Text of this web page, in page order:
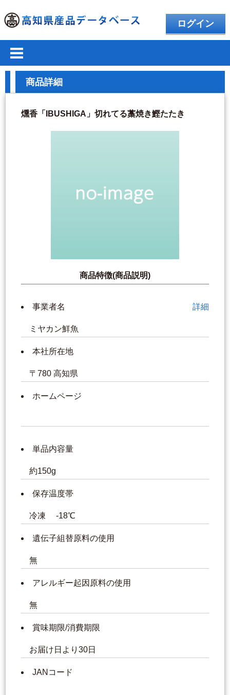
ログイン
商品詳細
燻香「IBUSHIGA」切れてる藁焼き鰹たたき
商品特徴(商品説明)
事業者名 詳細
ミヤカン鮮魚
本社所在地
〒780 高知県
ホームページ
単品内容量
約150g
保存温度帯
冷凍 -18℃
遺伝子組替原料の使用
無
アレルギー起因原料の使用
無
賞味期限/消費期限
お届け日より30日
JANコード